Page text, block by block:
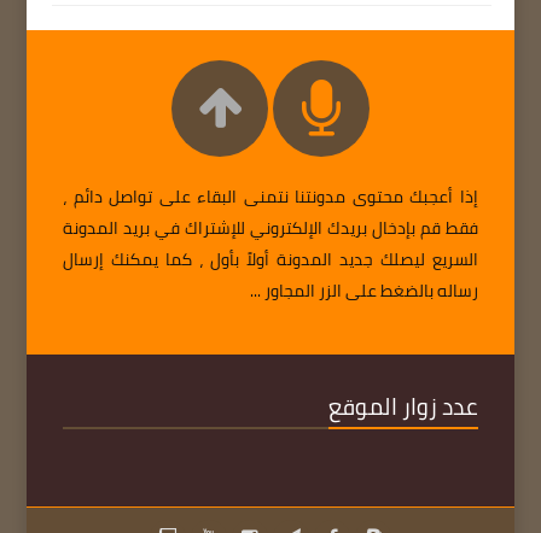
إذا أعجبك محتوى مدونتنا نتمنى البقاء على تواصل دائم ،
فقط قم بإدخال بريدك الإلكتروني للإشتراك في بريد المدونة
السريع ليصلك جديد المدونة أولاً بأول ، كما يمكنك إرسال
رساله بالضغط على الزر المجاور ...
عدد زوار الموقع